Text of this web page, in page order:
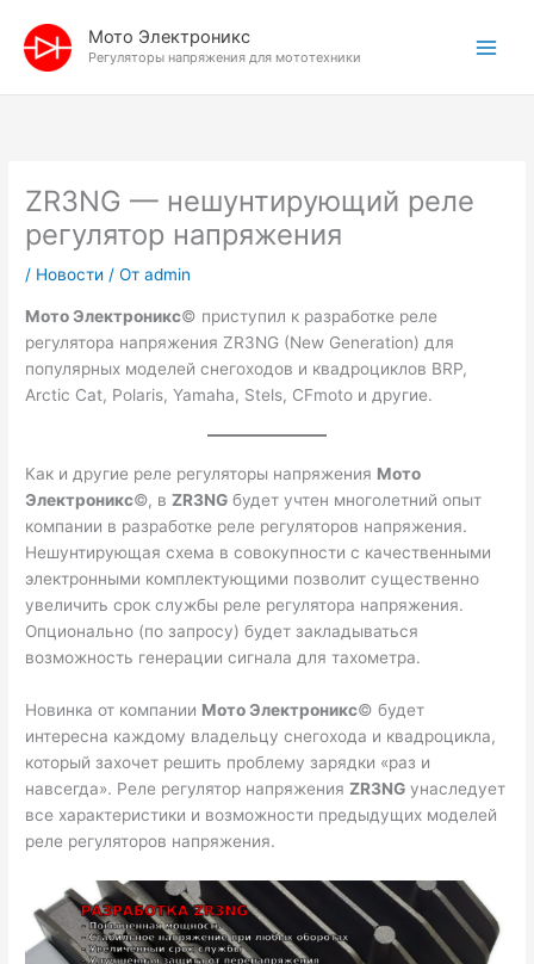
содержимому
Мото Электроникс
Регуляторы напряжения для мототехники
ZR3NG — нешунтирующий реле
регулятор напряжения
/ Новости / Отadmin
Мото Электроникс© приступил к разработке реле
регулятора напряжения ZR3NG (New Generation) для
популярных моделей снегоходов и квадроциклов BRP,
Arctic Cat, Polaris, Yamaha, Stels, CFmoto и другие.
Как и другие реле регуляторы напряжения Мото
Электроникс©, вZR3NG будет учтен многолетний опыт
компании в разработке реле регуляторов напряжения.
Нешунтирующая схема в совокупности с качественными
электронными комплектующими позволит существенно
увеличить срок службы реле регулятора напряжения.
Опционально (по запросу) будет закладываться
возможность генерации сигнала для тахометра.
Новинка от компании Мото Электроникс© будет
интересна каждому владельцу снегохода и квадроцикла,
который захочет решить проблему зарядки «раз и
навсегда». Реле регулятор напряженияZR3NG унаследует
все характеристики и возможности предыдущих моделей
реле регуляторов напряжения.